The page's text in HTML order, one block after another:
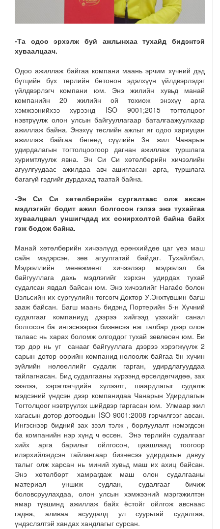
-Та одоо эрхэлж буй ажлынхаа тухайд бидэнтэй
хуваалцаач.
Одоо ажиллаж байгаа компани маань эрчим хүчний дэд
бүтцийн бүх төрлийн бетонон эдэлхүүн үйлдвэрлэдэг
үйлдвэрлэгч компани юм. Энэ жилийн хувьд манай
компанийн 20 жилийн ой тохиож энэхүү арга
хэмжээнийхээ хүрээнд ISO 9001;2015 тогтолцоог
нэвтрүүлж олон улсын байгууллагаар баталгаажуулхаар
ажиллаж байна. Энэхүү төслийн ажлыг яг одоо хариуцан
ажиллаж байгаа бөгөөд сүүлийн 3н жил Чанарын
удирдалагын тогтолцоогоор дагнан ажиллаж туршлага
хуримтлуулж явна. Эн Си Си хөтөлбөрийн хичээлийн
агуулгуудаас ажилдаа авч ашигласан арга, туршлага
багагүй гэдгийг дурдахад таатай байна.
-Эн Си Си хөтөлбөрийн сургалтаас олж авсан
мэдлэгийг бодит ажил болгосон гэлээ энэ тухайгаа
хуваалцвал уншигчдад их сонирхолтой байна байх
гэж бодож байна.
Манай хөтөлбөрийн хичээлүүд ерөнхийдөө цаг үеэ маш
сайн мэдэрсэн, зөв агуулгатай байдаг. Тухайлбал,
Мэдээллийн менежмент хичээлээр мэдээлэл ба
байгууллага дахь мэдлэгийг хэрхэн удирдах тухай
судалсан явдал байсан юм. Энэ хичээлийг Нагаёо болон
Вэльсийн их сургуулийн төгсөгч Доктор У.Энхтүвшин багш
зааж байсан. Багш маань бидэнд Портерийн 5-н Хүчний
судалгааг компаниуд дээрээ хийгээд үзэхийг санал
болгосон ба ингэснээрээ бизнесээ нэг талбар дээр олон
талаас нь харах боломж олгоддог тухай зөвлөсөн юм. Би
тэр дор нь уг санааг байгууллага дээрээ хэрэгжүүлж 2
сарын дотор өөрийн компанид нөлөөлж байгаа 5н хүчин
зүйлийн нөлөөллийг судалж гарган, удирдлагууддаа
тайлагнасан. Бид судалгааны хүрээнд өрсөлдөгчидөө, зах
зээлээ, хэрэглэгчдийн хүлээлт, шаардлагыг судалж
мэдсэний үндсэн дээр компанидаа Чанарын Удирдлагын
Тогтолцоог нэвтрүүлэх шийдвэр гаргасан юм. Улмаар жил
хагасын дотор дотоодын ISO 9001:2008 гэрчилгээг авсан.
Ингэснээр бидний зах зээл тэлж , борлуулалт нэмэгдсэн
ба компанийн нэр хүнд ч өссөн. Энэ төрлийн судалгааг
хийх арга барилыг ойлгосон, цаашлаад тоогоор
илэрхийлэгдсэн тайлангаар бизнесээ удирдахын давуу
талыг олж харсан нь миний хувьд маш их ахиц байсан.
Энэ хөтөлбөрт хамрагдаж маш олон судалгааны
материал уншиж судлан, судалгааг бичиж
боловсруулахдаа, олон улсын хэмжээний мэргэжилтэн
ямар түвшинд ажиллаж байх ёстойг ойлгож авснаас
гадна, аливаа асуудалд ул суурьтай судалгаа,
үндэслэлтэй хандах хандлагыг сурсан.